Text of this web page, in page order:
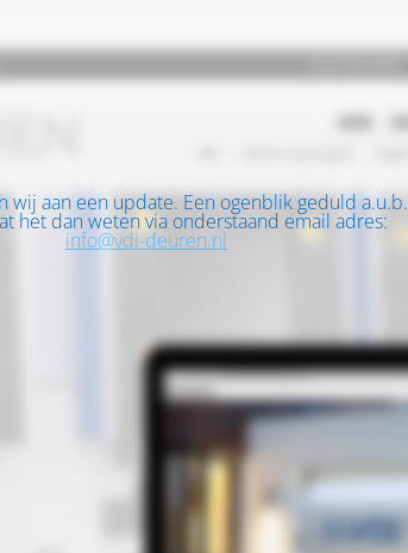
wij aan een update. Een ogenblik geduld a.u.b.
het dan weten via onderstaand email adres:
info@vdi-deuren.nl